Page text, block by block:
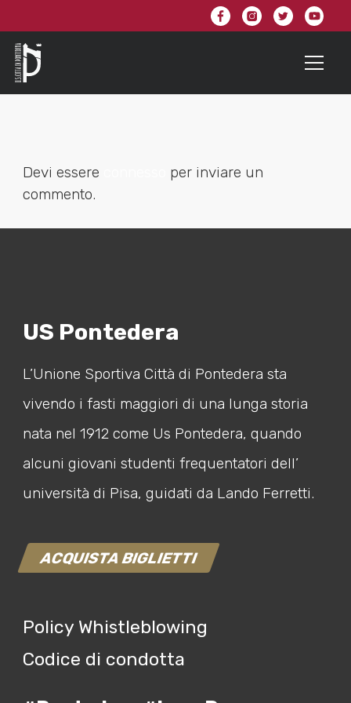
Devi essere
per inviare un
commento.
US Pontedera
L’Unione Sportiva Città di Pontedera sta
vivendo i fasti maggiori di una lunga storia
nata nel 1912 come Us Pontedera, quando
alcuni giovani studenti frequentatori dell’
università di Pisa, guidati da Lando Ferretti.
ACQUISTA BIGLIETTI
Policy Whistleblowing
Codice di condotta